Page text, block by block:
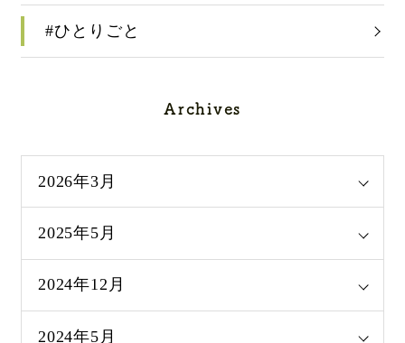
#ひとりごと
Archives
2026年3月
2025年5月
2024年12月
2024年5月